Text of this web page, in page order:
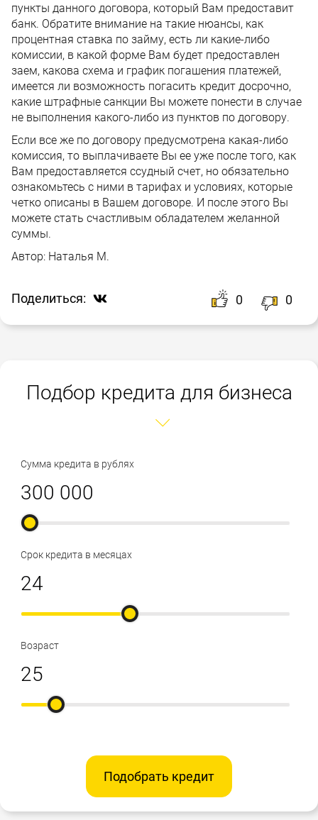
пункты данного договора, который Вам предоставит
банк. Обратите внимание на такие нюансы, как
процентная ставка по займу, есть ли какие-либо
комиссии, в какой форме Вам будет предоставлен
заем, какова схема и график погашения платежей,
имеется ли возможность погасить кредит досрочно,
какие штрафные санкции Вы можете понести в случае
не выполнения какого-либо из пунктов по договору.
Если все же по договору предусмотрена какая-либо
комиссия, то выплачиваете Вы ее уже после того, как
Вам предоставляется ссудный счет, но обязательно
ознакомьтесь с ними в тарифах и условиях, которые
четко описаны в Вашем договоре. И после этого Вы
можете стать счастливым обладателем желанной
суммы.
Автор: Наталья М.
Поделиться: 0 0
Подбор кредита для бизнеса
Сумма кредита в рублях
Срок кредита в месяцах
Возраст
Подобрать кредит